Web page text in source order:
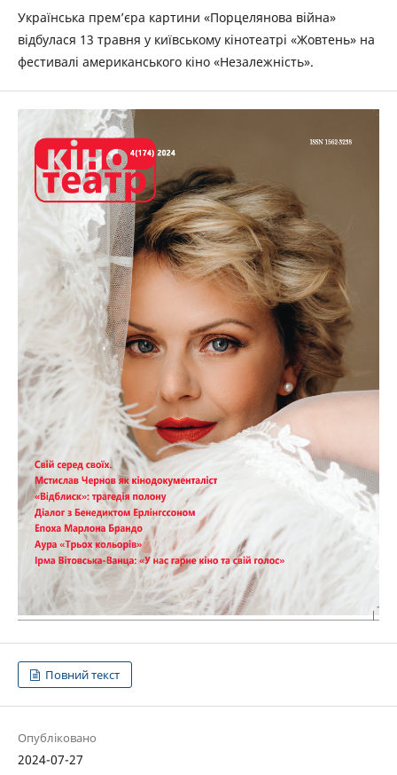
Українська прем’єра картини «Порцелянова війна»
відбулася 13 травня у київському кінотеатрі «Жовтень» на
фестивалі американського кіно «Незалежність».
Повний текст
Опубліковано
2024-07-27